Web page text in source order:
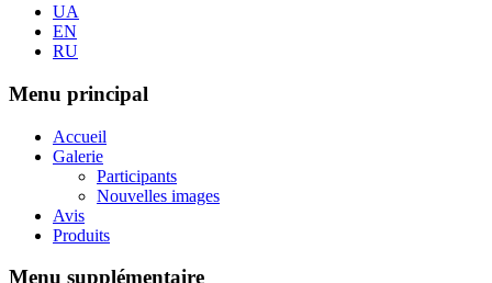
UA
EN
RU
Menu principal
Accueil
Galerie
Participants
Nouvelles images
Avis
Produits
Menu supplémentaire